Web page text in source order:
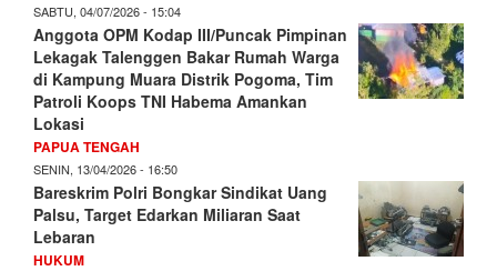
SABTU, 04/07/2026 - 15:04
Anggota OPM Kodap III/Puncak Pimpinan
Lekagak Talenggen Bakar Rumah Warga
di Kampung Muara Distrik Pogoma, Tim
Patroli Koops TNI Habema Amankan
Lokasi
PAPUA TENGAH
SENIN, 13/04/2026 - 16:50
Bareskrim Polri Bongkar Sindikat Uang
Palsu, Target Edarkan Miliaran Saat
Lebaran
HUKUM